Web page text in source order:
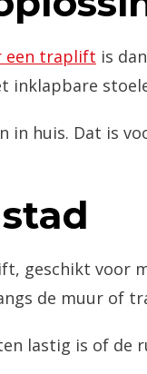
een traplift is
huis. Dat is
geschikt voor
de muur of
lastig is of